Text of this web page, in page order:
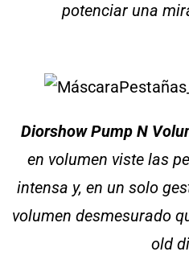
potenciar una
Diorshow Pump N
en volumen viste las
intensa y, en un solo
volumen desmesurado
old